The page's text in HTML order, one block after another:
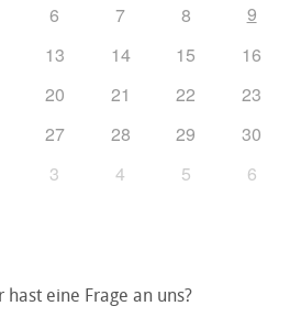
6 7 8
9
13 14 15
16
20 21 22
23
27 28 29
30
3 4 5 6
eine Frage an uns?